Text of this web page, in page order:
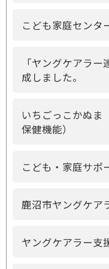
こども家庭センタ
「ヤングケアラ
成しました。
いちごっこかぬま
保健機能）
こども・家庭サポ
鹿沼市ヤングケア
ヤングケアラー支